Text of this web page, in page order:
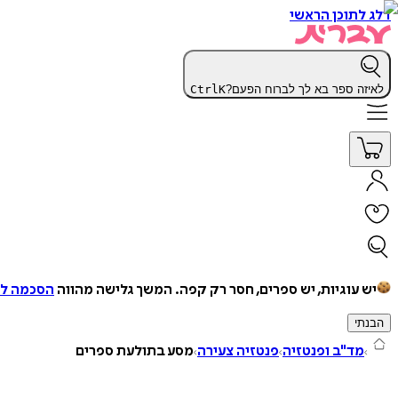
דלג לתוכן הראשי
לאיזה ספר בא לך לברוח הפעם? CtrlK
יש עוגיות, יש ספרים, חסר רק קפה. המשך גלישה מהווה הסכמה
הבנתי
מד"ב ופנטזיה פנטזיה צעירה מסע בתולעת ספרים